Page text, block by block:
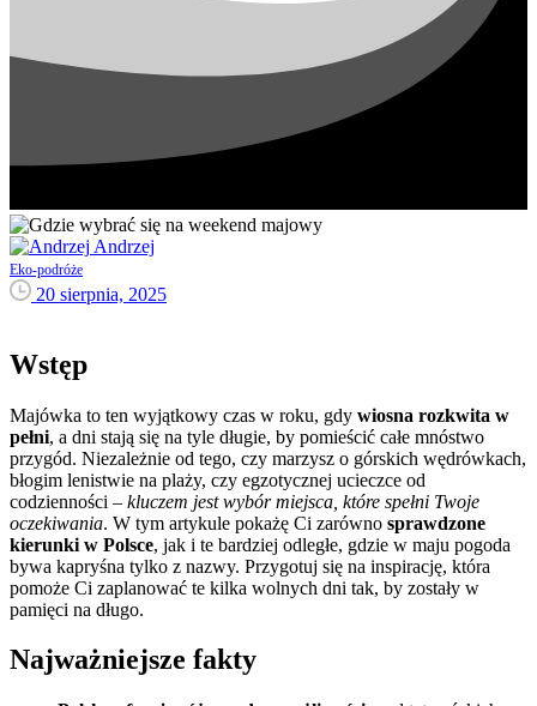
Andrzej
Eko-podróże
20 sierpnia, 2025
Wstęp
Majówka to ten wyjątkowy czas w roku, gdy wiosna rozkwita w
pełni, a dni stają się na tyle długie, by pomieścić całe mnóstwo
przygód. Niezależnie od tego, czy marzysz o górskich wędrówkach,
błogim lenistwie na plaży, czy egzotycznej ucieczce od
codzienności – kluczem jest wybór miejsca, które spełni Twoje
oczekiwania. W tym artykule pokażę Ci zarówno sprawdzone
kierunki w Polsce, jak i te bardziej odległe, gdzie w maju pogoda
bywa kapryśna tylko z nazwy. Przygotuj się na inspirację, która
pomoże Ci zaplanować te kilka wolnych dni tak, by zostały w
pamięci na długo.
Najważniejsze fakty